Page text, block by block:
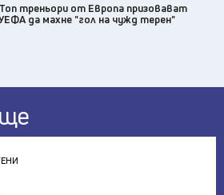
Топ треньори от Европа призовават
да махне "гол на чужд терен"